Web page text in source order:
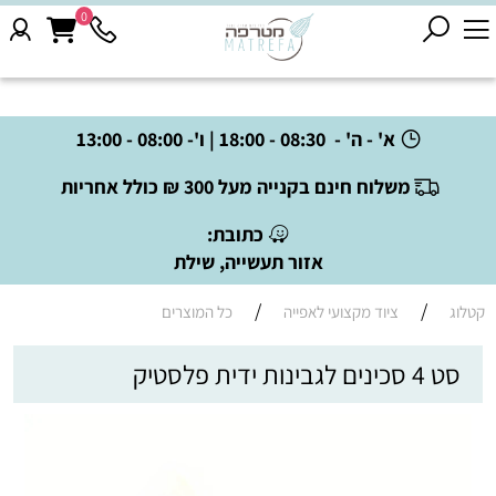
א' - ה' - 08:30 - 18:00 | ו'- 08:00 - 13:00
משלוח חינם בקנייה מעל 300 ₪ כולל אחריות
כתובת:
אזור תעשייה, שילת
0
קטלוג / ציוד מקצועי לאפייה / כל המוצרים
סט 4 סכינים לגבינות ידית פלסטיק